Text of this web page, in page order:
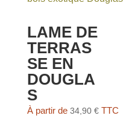
LAME DE
TERRAS
SE EN
DOUGLA
S
À partir de 34,90 € TTC